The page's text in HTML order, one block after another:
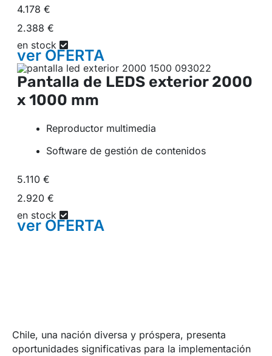
4.178 €
2.388 €
en stock
verOFERTA
Pantalla de LEDS exterior 2000
x 1000 mm
Reproductor multimedia
Software de gestión de contenidos
5.110 €
2.920 €
en stock
verOFERTA
Chile, una nación diversa y próspera, presenta
oportunidades significativas para la implementación